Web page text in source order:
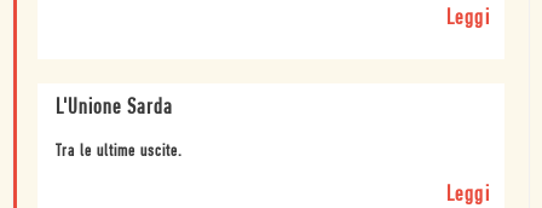
Leggi
L'Unione Sarda
Tra le ultime uscite.
Leggi